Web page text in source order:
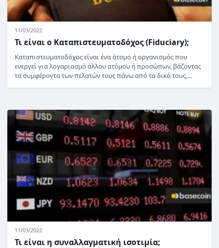
11/03/2022
Τι είναι ο Καταπιστευματοδόχος (Fiduciary);
Καταπιστευματοδόχος είναι ένα άτομο ή οργανισμός που
ενεργεί για λογαριασμό άλλου ατόμου ή προσώπων, βάζοντας
τα συμφέροντα των πελατών τους πάνω από τα δικά τους,…
11/03/2022
Τι είναι η συναλλαγματική ισοτιμία;